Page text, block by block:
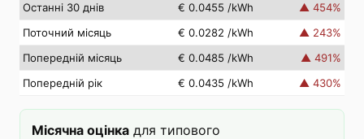
Останні 30 днів
€ 0.0455 /kWh ▲ 454%
Поточний місяць
€ 0.0282 /kWh ▲ 243%
Попередній місяць
€ 0.0485 /kWh ▲ 491%
Попередній рік
€ 0.0435 /kWh ▲ 430%
Місячна оцінка для типового